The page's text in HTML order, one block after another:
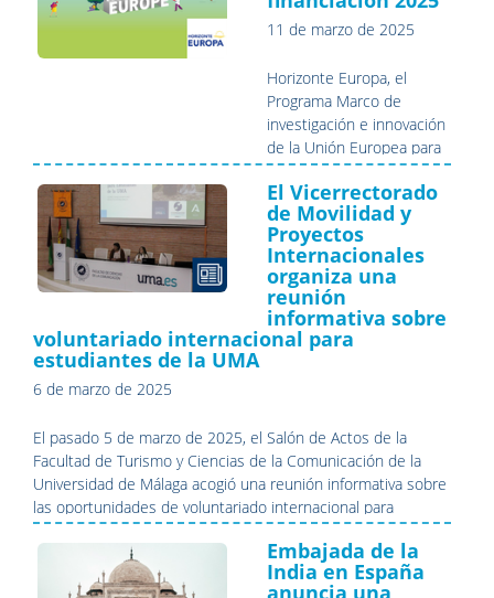
11 de marzo de 2025
Horizonte Europa, el
Programa Marco de
investigación e innovación
de la Unión Europea para
el periodo 2021-2027,
cuenta con un
presupuesto de 95.517 M
EUR con el que se
financiarán actividades de
I+D+i a través de
convocatorias de
proyectos y otros
instrumentos. Os
relacionados con
Horizonte Europa:
El Vicerrectorado
de Movilidad y
Proyectos
Internacionales
organiza una
reunión
informativa sobre
voluntariado internacional para
estudiantes de la UMA
6 de marzo de 2025
El pasado 5 de marzo de 2025, el Salón de Actos de la
Facultad de Turismo y Ciencias de la Comunicación de la
Universidad de Málaga acogió una reunión informativa sobre
las oportunidades de voluntariado internacional para
estudiantes.
Embajada de la
India en España
anuncia una